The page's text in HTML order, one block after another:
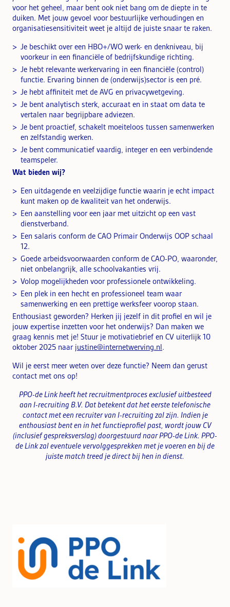
voor het geheel, maar bent ook niet bang om de diepte in te
duiken. Met jouw gevoel voor bestuurlijke verhoudingen en
organisatiesensitiviteit weet je altijd de juiste snaar te raken.
Je beschikt over een HBO+/WO werk- en denkniveau, bij
voorkeur in een financiële of bedrijfskundige richting.
Je hebt relevante werkervaring in een financiële (control)
functie. Ervaring binnen de (onderwijs)sector is een pré.
Je hebt affiniteit met de AVG en privacywetgeving.
Je bent analytisch sterk, accuraat en in staat om data te
vertalen naar begrijpbare adviezen.
Je bent proactief, schakelt moeiteloos tussen samenwerken
en zelfstandig werken.
Je bent communicatief vaardig, integer en een verbindende
teamspeler.
Wat bieden wij?
Een uitdagende en veelzijdige functie waarin je echt impact
kunt maken op de kwaliteit van het onderwijs.
Een aanstelling voor een jaar met uitzicht op een vast
dienstverband.
Een salaris conform de CAO Primair Onderwijs OOP schaal
12.
Goede arbeidsvoorwaarden conform de CAO-PO, waaronder,
niet onbelangrijk, alle schoolvakanties vrij.
Volop mogelijkheden voor professionele ontwikkeling.
Een plek in een hecht en professioneel team waar
samenwerking en een prettige werksfeer voorop staan.
Enthousiast geworden? Herken jij jezelf in dit profiel en wil je
jouw expertise inzetten voor het onderwijs? Dan maken we
graag kennis met je! Stuur je motivatiebrief en CV uiterlijk 10
oktober 2025 naar justine@internetwerving.nl.
Wil je eerst meer weten over deze functie? Neem dan gerust
contact met ons op!
PPO-de Link heeft het recruitmentproces exclusief uitbesteed
aan I-recruiting B.V. Dat betekent dat het eerste telefonische
contact met een recruiter van I-recruiting zal zijn. Indien je
enthousiast bent en in het functieprofiel past, wordt jouw CV
(inclusief gespreksverslag) doorgestuurd naar PPO-de Link. PPO-
de Link zal eventuele vervolggesprekken met je voeren en bij de
juiste match treed je direct bij hen in dienst.